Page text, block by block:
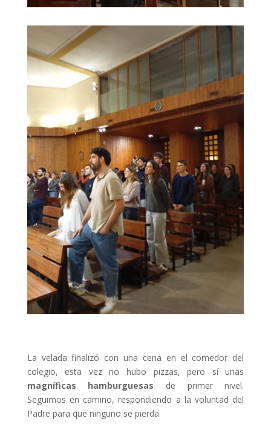
La velada finalizó con una cena en el comedor del
colegio, esta vez no hubo pizzas, pero sí unas
magníficas hamburguesas de primer nivel.
Seguimos en camino, respondiendo a la voluntad del
Padre para que ninguno se pierda.